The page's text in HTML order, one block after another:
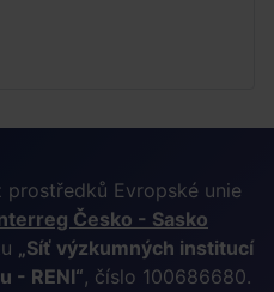
Evropské unie
Česko - Sasko
„Síť výzkumných institucí
- RENI“, číslo 100686680.